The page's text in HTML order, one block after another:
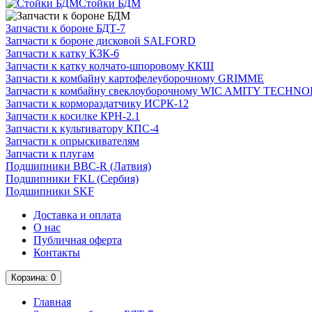
Стойки БДМ
Запчасти к бороне БДТ-7
Запчасти к бороне дисковой SALFORD
Запчасти к катку КЗК-6
Запчасти к катку колчато-шпоровому ККШ
Запчасти к комбайну картофелеуборочному GRIMME
Запчасти к комбайну свеклоуборочному WIC AMITY
Запчасти к кормораздатчику ИСРК-12
Запчасти к косилке КРН-2.1
Запчасти к культиватору КПС-4
Запчасти к опрыскивателям
Запчасти к плугам
Подшипники BBC-R (Латвия)
Подшипники FKL (Сербия)
Подшипники SKF
Доставка и оплата
О нас
Публичная оферта
Контакты
Корзина: 0
Главная